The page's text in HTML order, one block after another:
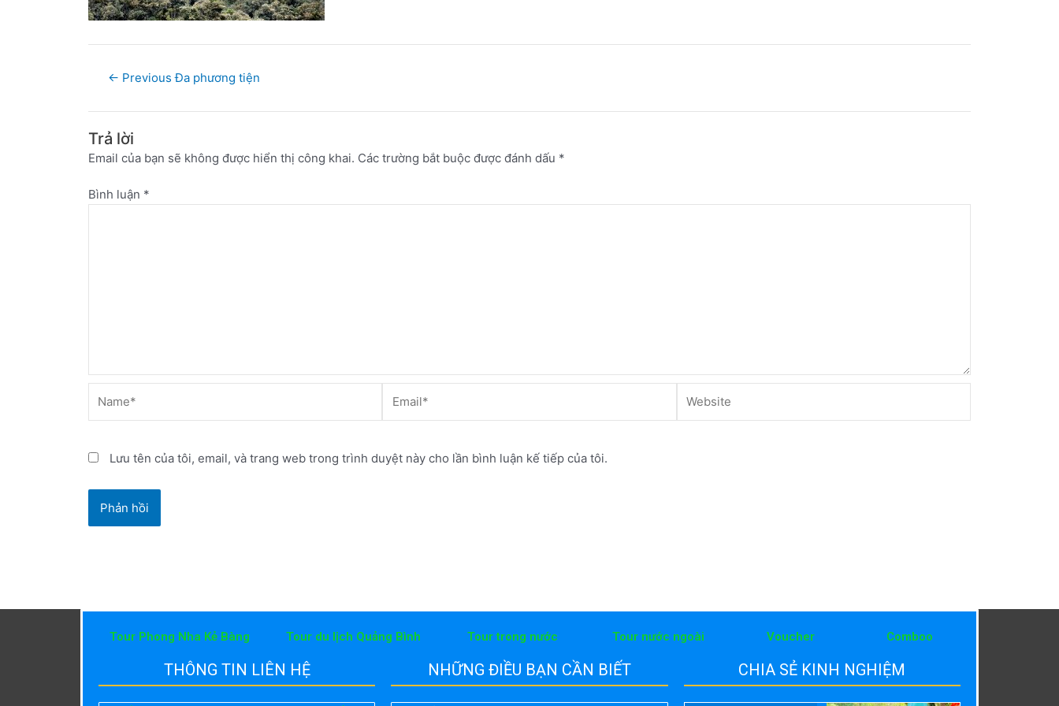
← Previous Đa phương tiện
Trả lời
Email của bạn sẽ không được hiển thị công khai. Các trường bắt buộc được đánh dấu *
Bình luận *
Lưu tên của tôi, email, và trang web trong trình duyệt này cho lần bình luận kế tiếp của tôi.
Tour Phong Nha Kẻ Bàng Tour du lịch Quảng Bình Tour trong nước Tour nước ngoài Voucher Comboo
THÔNG TIN LIÊN HỆ NHỮNG ĐIỀU BẠN CẦN BIẾT CHIA SẺ KINH NGHIỆM